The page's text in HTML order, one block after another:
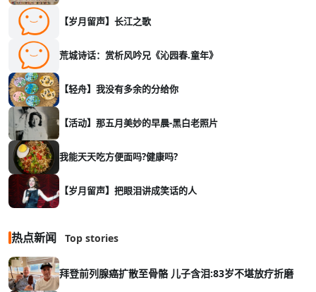
【岁月留声】长江之歌
荒城诗话：赏析风吟兄《沁园春.童年》
【轻舟】我没有多余的分给你
【活动】那五月美妙的早晨-黑白老照片
我能天天吃方便面吗?健康吗?
【岁月留声】把眼泪讲成笑话的人
热点新闻 Top stories
拜登前列腺癌扩散至骨骼 儿子含泪:83岁不堪放疗折磨